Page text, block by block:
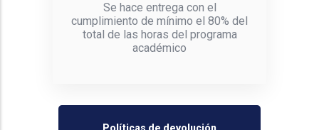
Se hace entrega con el
cumplimiento de mínimo el 80% del
total de las horas del programa
académico